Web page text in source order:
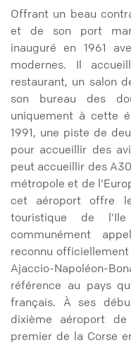
Offrant un beau
et de son port
inauguré en 1961
modernes. Il
restaurant, un salon
son bureau des
uniquement à cette
1991, une piste de
pour accueillir des
peut accueillir des
métropole et de
cet aéroport offre
touristique de
communément
reconnu
Ajaccio-Napoléon-
référence au pays
français. À ses
dixième aéroport
premier de la Corse